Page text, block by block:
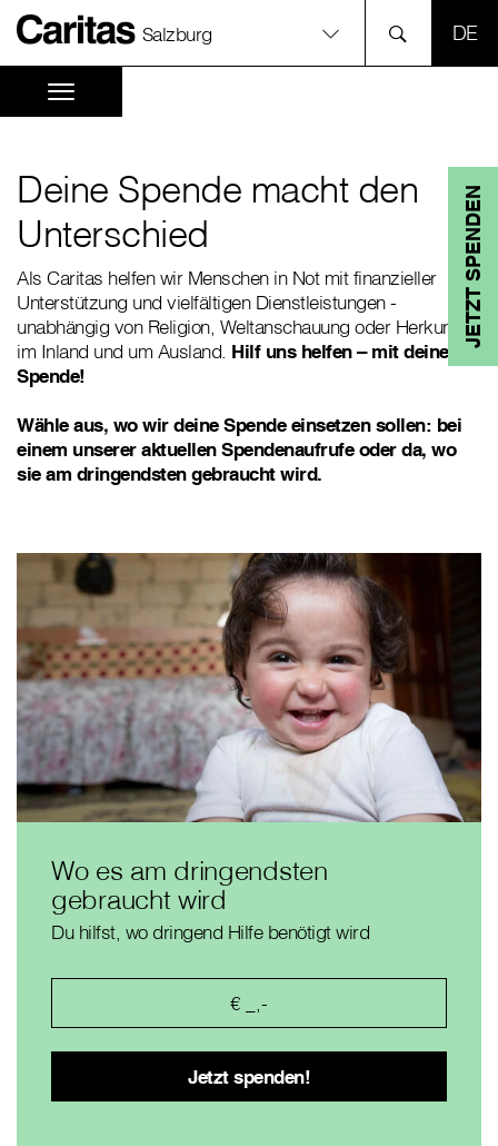
Salzburg
JETZT SPENDEN
Deine Spende macht den
Unterschied
Als Caritas helfen wir Menschen in Not mit finanzieller
Unterstützung und vielfältigen Dienstleistungen -
unabhängig von Religion, Weltanschauung oder Herkunft,
im Inland und um Ausland. Hilf uns helfen – mit deiner
Spende!
Wähle aus, wo wir deine Spende einsetzen sollen: bei
einem unserer aktuellen Spendenaufrufe oder da, wo
sie am dringendsten gebraucht wird.
Wo es am dringendsten
gebraucht wird
Du hilfst, wo dringend Hilfe benötigt wird